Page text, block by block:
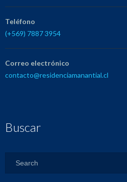
Teléfono
(+569) 7887 3954
Correo electrónico
contacto@residenciamanantial.cl
Buscar